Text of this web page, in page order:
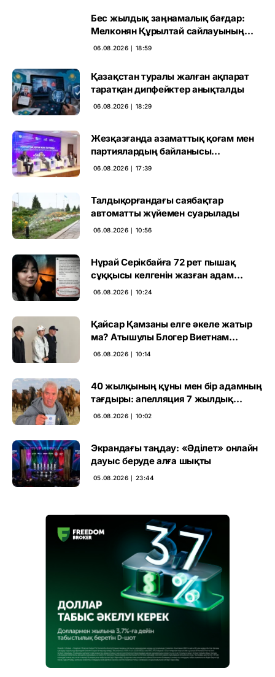
Бес жылдық заңнамалық бағдар:
Мелконян Құрылтай сайлауының
маңызын бағалады
06.08.2026 ∣ 18:59
Қазақстан туралы жалған ақпарат
таратқан дипфейктер анықталды
06.08.2026 ∣ 18:29
Жезқазғанда азаматтық қоғам мен
партиялардың байланысы
талқыланды
06.08.2026 ∣ 17:39
Талдықорғандағы саябақтар
автоматты жүйемен суарылады
06.08.2026 ∣ 10:56
Нұрай Серікбайға 72 рет пышақ
сұққысы келгенін жазған адам
ұсталды
06.08.2026 ∣ 10:24
Қайсар Қамзаны елге әкеле жатыр
ма? Атышулы Блогер Виетнам
әуежайында көзге түсті
06.08.2026 ∣ 10:14
40 жылқының құны мен бір адамның
тағдыры: апелляция 7 жылдық
үкімді бұзды
06.08.2026 ∣ 10:02
Экрандағы таңдау: «Әділет» онлайн
дауыс беруде алға шықты
05.08.2026 ∣ 23:44